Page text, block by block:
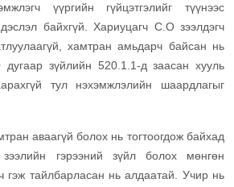
үүргийн гүйцэтгэлийг түүнээс
байхгүй. Хариуцагч С.О зээлдэгч
хамтран амьдарч байсан нь
дугаар зүйлийн 520.1.1-д заасан хууль
тул нэхэмжлэлийн шаардлагыг
аваагүй болох нь тогтоогдож байхад
гэрээний зүйл болох мөнгөн
гэж тайлбарласан нь алдаатай. Учир нь